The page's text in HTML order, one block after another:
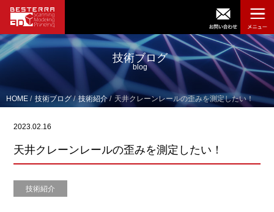
技術ブログ
blog
HOME 技術ブログ 技術紹介 天井クレーンレールの歪みを測定したい！
2023.02.16
天井クレーンレールの歪みを測定したい！
技術紹介